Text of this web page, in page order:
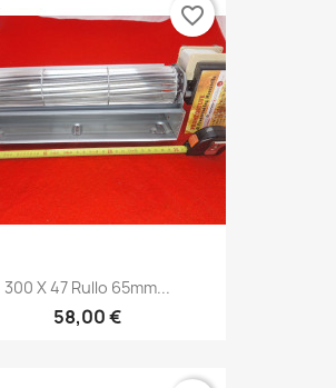
300 X 47 Rullo 65mm...
58,00 €
favorite_border